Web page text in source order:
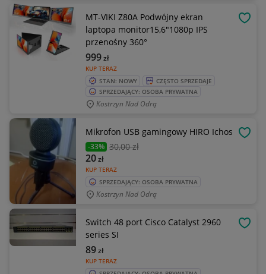
MT-VIKI Z80A Podwójny ekran
laptopa monitor15,6"1080p IPS
przenośny 360°
KUP TERAZ
999zł
STAN: NOWY
CZĘSTO SPRZEDAJE
SPRZEDAJĄCY: OSOBA PRYWATNA
Kostrzyn Nad Odrą
Mikrofon USB gamingowy HIRO Ichos
-33% 30,00 zł
KUP TERAZ
20zł
SPRZEDAJĄCY: OSOBA PRYWATNA
Kostrzyn Nad Odrą
Switch 48 port Cisco Catalyst 2960
series SI
KUP TERAZ
89zł